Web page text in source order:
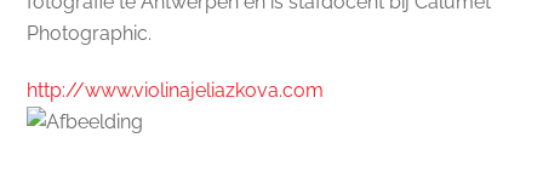
Photographic.
http://www.violinajeliazkova.com